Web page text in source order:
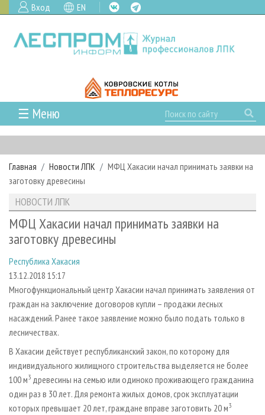
Вход EN
☰ Меню
ГЛАВНАЯ
РУБРИКИ И ТЕМЫ
РУБРИКИ ЖУРНАЛА
ЛЕСОЗАГОТОВКА
ЛЕСОПИЛЕНИЕ
СУШКА ДРЕВЕСИНЫ
ПРОИЗВОДСТВО ДРЕВЕСНЫХ ПЛИТ
ДЕРЕВЯННОЕ ДОМОСТРОЕНИЕ
ПРОИЗВОДСТВО МЕБЕЛИ
БИОЭНЕРГЕТИКА
ЦБП
ИНСТРУМЕНТ И МАТЕРИАЛЫ
НОВОСТИ
НОВОСТИ ЛПК
НОВОСТИ ЖУРНАЛА
ПРОЕКТЫ ЛПИ
АНАЛИТИКА
ПРЕДПРИЯТИЯ ЛПК
ПЕРСОНЫ
МОБИЛЬНЫЕ ВЫСТАВКИ
ОФИЦИАЛЬНЫЕ ДЕЛЕГАЦИИ
ПРИОРИТЕТНЫЕ ИНВЕСТПРОЕКТЫ
RUSSIAN FORESTRY REVIEW
ГАЗЕТА ЛЕСПРОМФОРУМ
БИБЛИОТЕКА СПЕЦИАЛИСТА
АРХИВ
АРХИВ ЖУРНАЛОВ
СТАТЬИ
О ЖУРНАЛЕ
ПОДПИСКА
КОНТАКТЫ
РЕКЛАМОДАТЕЛЯМ
РЕКЛАМА
РЕКЛАМА НА САЙТЕ
Главная Новости ЛПК
МФЦ Хакасии начал принимать заявки на
заготовку древесины
НОВОСТИ ЛПК
МФЦ Хакасии начал принимать заявки на
заготовку древесины
Республика Хакасия
13.12.2018 15:17
Многофункциональный центр Хакасии начал принимать заявления от
граждан на заключение договоров купли – продажи лесных
насаждений. Ранее такое заявление можно было подать только в
лесничествах.
В Хакасии действует республиканский закон, по которому для
индивидуального жилищного строительства выделяется не более
100 м3 древесины на семью или одиноко проживающего гражданина
один раз в 30 лет. Для ремонта жилых домов, срок эксплуатации
которых превышает 20 лет, граждане вправе заготовить 20 м3